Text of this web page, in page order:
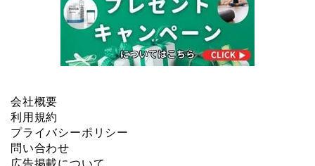
会社概要
利用規約
プライバシーポリシー
問い合わせ
広告掲載について